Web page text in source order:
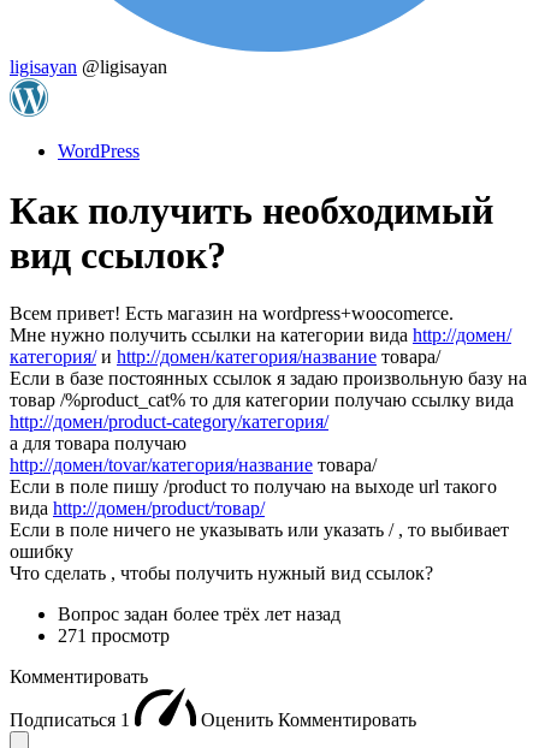
ligisayan @ligisayan
WordPress
Как получить необходимый
вид ссылок?
Всем привет! Есть магазин на wordpress+woocomerce.
Мне нужно получить ссылки на категории вида http://домен/
категория/и http://домен/категория/название товара/
Если в базе постоянных ссылок я задаю произвольную базу на
товар /%product_cat% то для категории получаю ссылку вида
http://домен/product-category/категория/
а для товара получаю
http://домен/tovar/категория/название товара/
Если в поле пишу /product то получаю на выходе url такого
вида http://домен/product/товар/
Если в поле ничего не указывать или указать / , то выбивает
ошибку
Что сделать , чтобы получить нужный вид ссылок?
Вопрос задан более трёх лет назад
271 просмотр
Комментировать
Подписаться 1 Оценить Комментировать